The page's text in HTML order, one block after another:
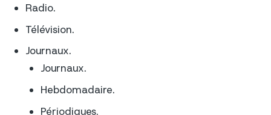
Radio.
Télévision.
Journaux.
Journaux.
Hebdomadaire.
Périodiques.